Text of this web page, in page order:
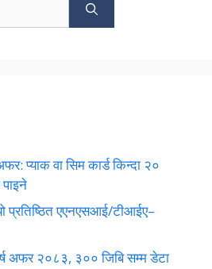
प्याक वा सिम कार्ड किन्दा २०
प्रतिष्ठित एएनएसआई/टीआईए–
अफर २०८३, ३०० जिबि सम्म डेटा